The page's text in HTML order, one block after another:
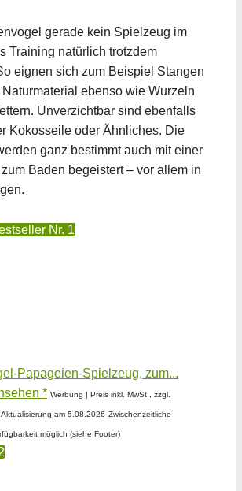
gerade kein Spielzeug im
Training natürlich trotzdem
eignen sich zum Beispiel Stangen
ebenso wie Wurzeln
Unverzichtbar sind ebenfalls
Kokosseile oder Ähnliches. Die
ganz bestimmt auch mit einer
Baden begeistert – vor allem in
Nr. 1
Papageien-Spielzeug, zum...
* Werbung | Preis inkl. MwSt., zzgl.
am 5.08.2026 Zwischenzeitliche
möglich (siehe Footer)